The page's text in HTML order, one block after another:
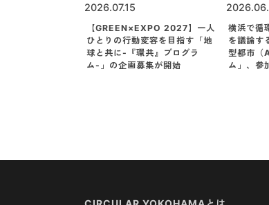
2026.07.15
【GREEN×EXPO 2027】一人
ひとりの行動変容を目指す「地
球と共に-『環共』プログラ
ム-」の企画募集が開始
横浜で循
を議論す
型都市（
ム」、参